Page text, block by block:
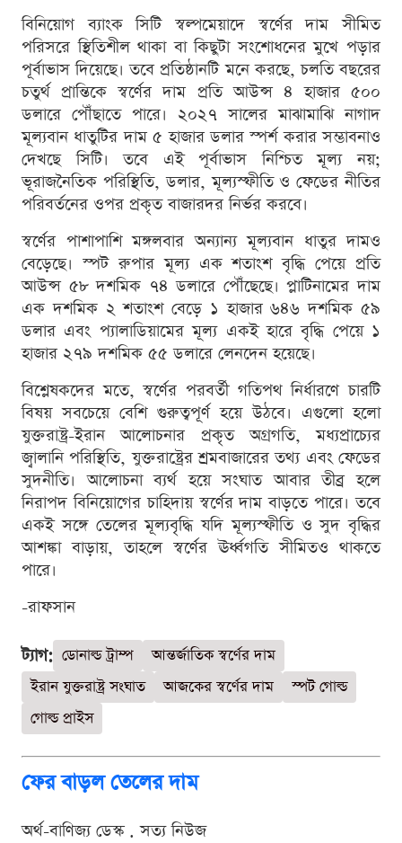
বিনিয়োগ ব্যাংক সিটি স্বল্পমেয়াদে স্বর্ণের দাম সীমিত
পরিসরে স্থিতিশীল থাকা বা কিছুটা সংশোধনের মুখে পড়ার
পূর্বাভাস দিয়েছে। তবে প্রতিষ্ঠানটি মনে করছে, চলতি বছরের
চতুর্থ প্রান্তিকে স্বর্ণের দাম প্রতি আউন্স ৪ হাজার ৫০০
ডলারে পৌঁছাতে পারে। ২০২৭ সালের মাঝামাঝি নাগাদ
মূল্যবান ধাতুটির দাম ৫ হাজার ডলার স্পর্শ করার সম্ভাবনাও
দেখছে সিটি। তবে এই পূর্বাভাস নিশ্চিত মূল্য নয়;
ভূরাজনৈতিক পরিস্থিতি, ডলার, মূল্যস্ফীতি ও ফেডের নীতির
পরিবর্তনের ওপর প্রকৃত বাজারদর নির্ভর করবে।
স্বর্ণের পাশাপাশি মঙ্গলবার অন্যান্য মূল্যবান ধাতুর দামও
বেড়েছে। স্পট রুপার মূল্য এক শতাংশ বৃদ্ধি পেয়ে প্রতি
আউন্স ৫৮ দশমিক ৭৪ ডলারে পৌঁছেছে। প্লাটিনামের দাম
এক দশমিক ২ শতাংশ বেড়ে ১ হাজার ৬৪৬ দশমিক ৫৯
ডলার এবং প্যালাডিয়ামের মূল্য একই হারে বৃদ্ধি পেয়ে ১
হাজার ২৭৯ দশমিক ৫৫ ডলারে লেনদেন হয়েছে।
বিশ্লেষকদের মতে, স্বর্ণের পরবর্তী গতিপথ নির্ধারণে চারটি
বিষয় সবচেয়ে বেশি গুরুত্বপূর্ণ হয়ে উঠবে। এগুলো হলো
যুক্তরাষ্ট্র-ইরান আলোচনার প্রকৃত অগ্রগতি, মধ্যপ্রাচ্যের
জ্বালানি পরিস্থিতি, যুক্তরাষ্ট্রের শ্রমবাজারের তথ্য এবং ফেডের
সুদনীতি। আলোচনা ব্যর্থ হয়ে সংঘাত আবার তীব্র হলে
নিরাপদ বিনিয়োগের চাহিদায় স্বর্ণের দাম বাড়তে পারে। তবে
একই সঙ্গে তেলের মূল্যবৃদ্ধি যদি মূল্যস্ফীতি ও সুদ বৃদ্ধির
আশঙ্কা বাড়ায়, তাহলে স্বর্ণের ঊর্ধ্বগতি সীমিতও থাকতে
পারে।
-রাফসান
ট্যাগ: ডোনাল্ড ট্রাম্প
আন্তর্জাতিক স্বর্ণের দাম
ইরান যুক্তরাষ্ট্র সংঘাত
আজকের স্বর্ণের দাম
স্পট গোল্ড
গোল্ড প্রাইস
ফের বাড়ল তেলের দাম
অর্থ-বাণিজ্য ডেস্ক . সত্য নিউজ